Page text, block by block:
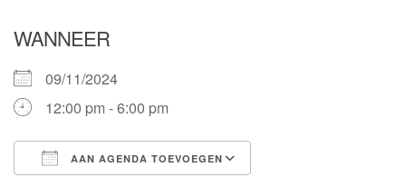
WANNEER
09/11/2024
12:00 pm - 6:00 pm
AAN AGENDA TOEVOEGEN